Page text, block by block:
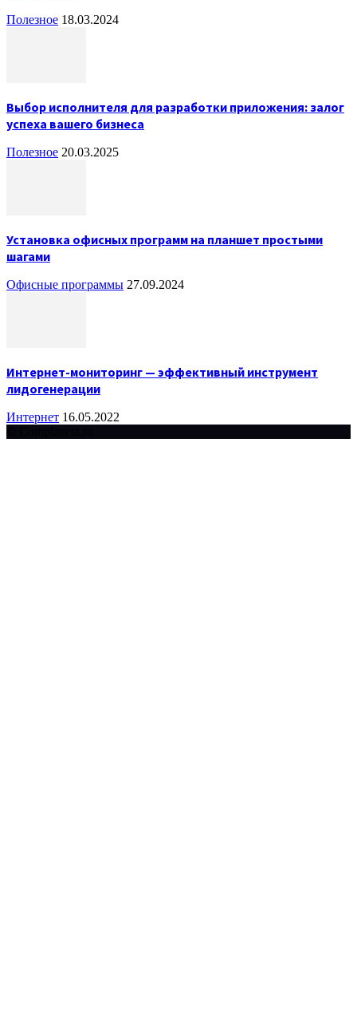
Полезное 18.03.2024
Выбор исполнителя для разработки приложения: залог
успеха вашего бизнеса
Полезное 20.03.2025
Установка офисных программ на планшет простыми
шагами
Офисные программы 27.09.2024
Интернет-мониторинг — эффективный инструмент
лидогенерации
Интернет 16.05.2022